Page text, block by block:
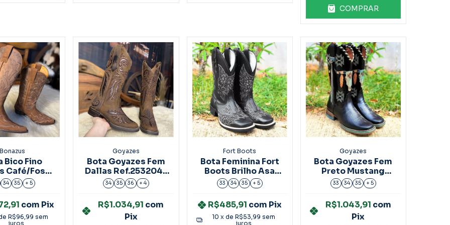
COMPRAR
Bonazus
Bico Fino
Café/Fossil
17202
34 35 + 5
com Pix
R$96,99 sem
juros
Goyazes
Bota Goyazes Fem
Dallas Ref.253204-
CP
34 35 36 + 4
R$1.034,91 com
Pix
Fort Boots
Bota Feminina Fort
Boots Brilho Asa
Prata Ref.309
33 34 35 + 5
R$485,91 com Pix
10 x deR$53,99 sem
juros
Goyazes
Bota Goyazes Fem
Preto Mustang
Ref:203260-CF
33 34 35 + 5
R$1.043,91 com
Pix